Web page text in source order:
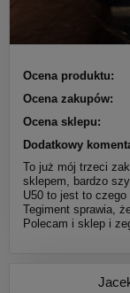
Ocena produktu:
Ocena zakupów:
Ocena sklepu:
Dodatkowy
To już mój trzeci
sklepem, bardzo
U50 to jest to czego
Tegiment sprawia,
Polecam i sklep i